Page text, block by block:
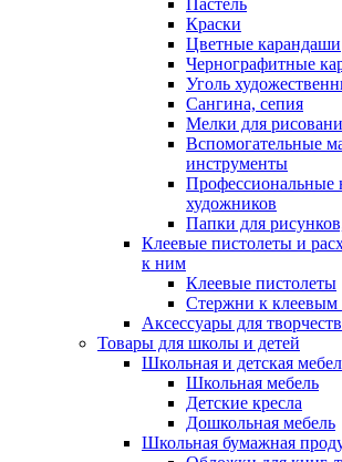
Пастель
Краски
Цветные карандаши
Чернографитные
Уголь
Сангина, сепия
Мелки для
Вспомогательные
инструменты
Профессиональные
художников
Папки для
Клеевые пистолеты и
к ним
Клеевые пистолеты
Стержни к клеевым
Аксессуары для
Товары для школы и детей
Школьная и детская
Школьная мебель
Детские кресла
Дошкольная мебель
Школьная бумажная